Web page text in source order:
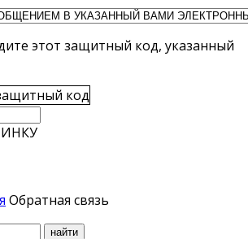
этот защитный код, указанный
Обратная связь
найти